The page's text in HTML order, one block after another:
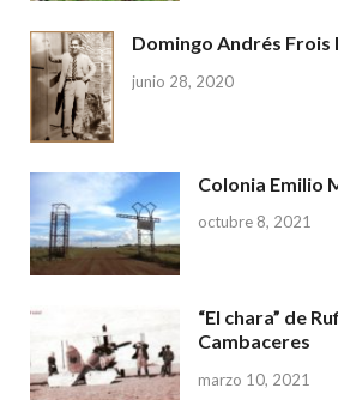
Domingo Andrés Frois
junio 28, 2020
Colonia Emilio
octubre 8, 2021
“El chara” de
Cambaceres
marzo 10, 2021